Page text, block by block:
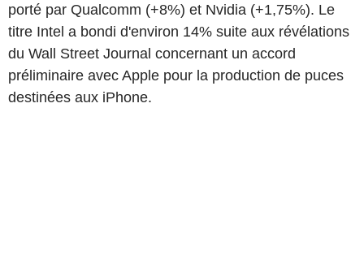
porté par Qualcomm (+8%) et Nvidia (+1,75%). Le
titre Intel a bondi d'environ 14% suite aux révélations
du Wall Street Journal concernant un accord
préliminaire avec Apple pour la production de puces
destinées aux iPhone.